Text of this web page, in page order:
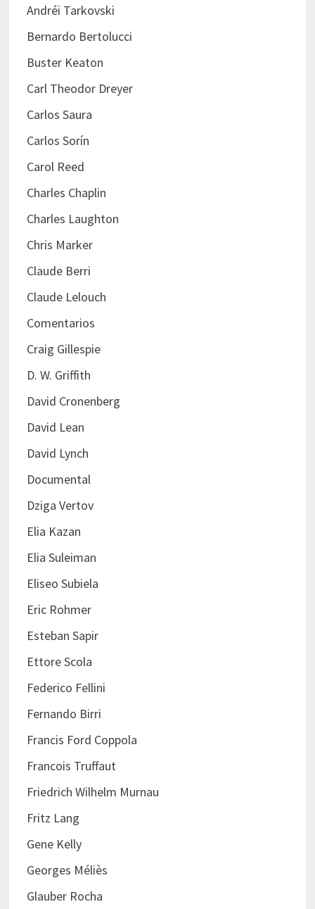
Andréi Tarkovski
Bernardo Bertolucci
Buster Keaton
Carl Theodor Dreyer
Carlos Saura
Carlos Sorín
Carol Reed
Charles Chaplin
Charles Laughton
Chris Marker
Claude Berri
Claude Lelouch
Comentarios
Craig Gillespie
D. W. Griffith
David Cronenberg
David Lean
David Lynch
Documental
Dziga Vertov
Elia Kazan
Elia Suleiman
Eliseo Subiela
Eric Rohmer
Esteban Sapir
Ettore Scola
Federico Fellini
Fernando Birri
Francis Ford Coppola
Francois Truffaut
Friedrich Wilhelm Murnau
Fritz Lang
Gene Kelly
Georges Méliès
Glauber Rocha